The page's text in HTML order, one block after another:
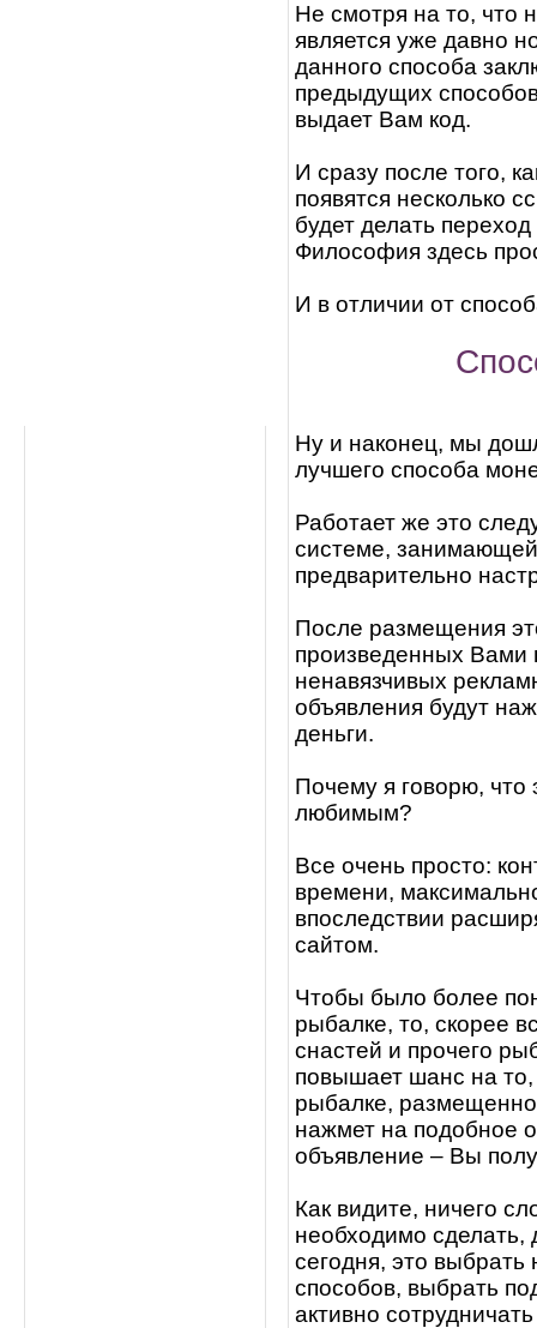
Не смотря на то, что
является уже давно
данного способа
предыдущих
выдает Вам код.
И сразу после того,
появятся несколько
будет делать
Философия здесь
И в отличии от
Ну и наконец, мы
лучшего способа
Работает же это
системе,
предварительно
После размещения
произведенных Вами
ненавязчивых
объявления будут
деньги.
Почему я говорю, что
любимым?
Все очень просто:
времени,
впоследствии
сайтом.
Чтобы было более
рыбалке, то, скорее
снастей и прочего
повышает шанс на
рыбалке,
нажмет на подобное
объявление – Вы
Как видите, ничего
необходимо сделать,
сегодня, это
способов, выбрать
активно